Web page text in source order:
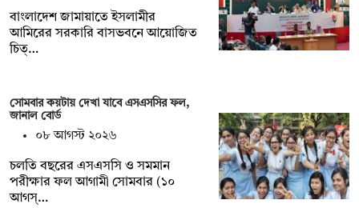
বাংলাদেশ জামায়াতে ইসলামীর
আমিরের সরকারি বাসভবনে আয়োজিত
চিত্…
সোমবার কয়টায় দেখা যাবে এসএসসির ফল,
জানাল বোর্ড
০৮ আগস্ট ২০২৬
চলতি বছরের এসএসসি ও সমমান
পরীক্ষার ফল আগামী সোমবার (১০
আগস্…